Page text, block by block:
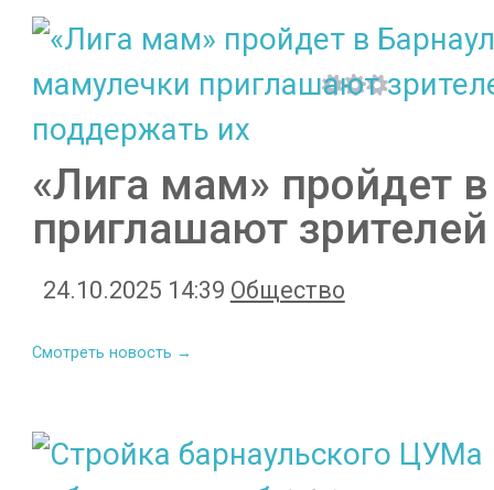
«Лига мам» пройдет
приглашают
24.10.2025 14:39 Общество
Смотреть новость →